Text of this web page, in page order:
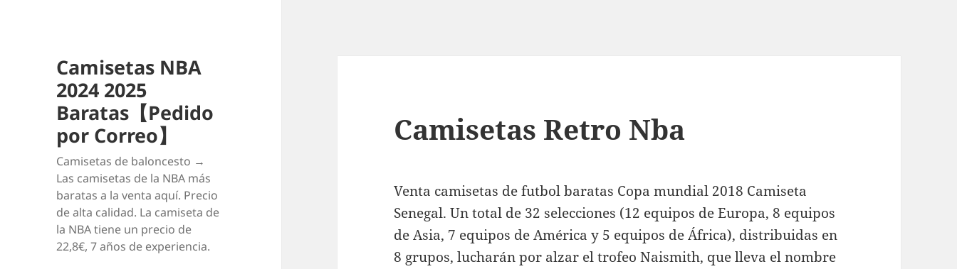
Camisetas NBA
2024 2025
Baratas【Pedido
por Correo】
Camisetas de baloncesto →
Las camisetas de la NBA más
baratas a la venta aquí. Precio
de alta calidad. La camiseta de
la NBA tiene un precio de
22,8€, 7 años de experiencia.
Camisetas Retro Nba
Venta camisetas de futbol baratas Copa mundial 2018 Camiseta
Senegal. Un total de 32 selecciones (12 equipos de Europa, 8 equipos
de Asia, 7 equipos de América y 5 equipos de África), distribuidas en
8 grupos, lucharán por alzar el trofeo Naismith, que lleva el nombre